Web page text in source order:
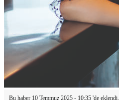
Bu haber 10 Temmuz 2025 - 10:35 'de eklendi.